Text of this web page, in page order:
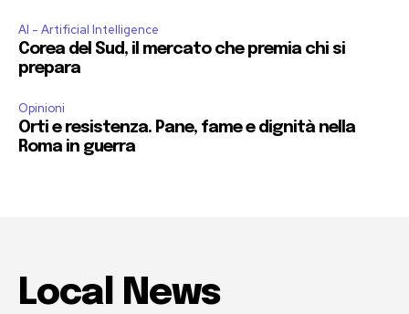
AI - Artificial Intelligence
Corea del Sud, il mercato che premia chi si
prepara
Opinioni
Orti e resistenza. Pane, fame e dignità nella
Roma in guerra
Local News